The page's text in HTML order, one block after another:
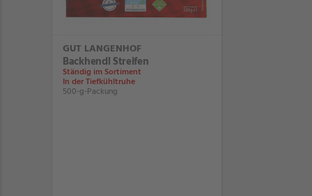
GUT LANGENHOF
Backhendl Streifen
Ständig im Sortiment
In der Tiefkühltruhe
500-g-Packung